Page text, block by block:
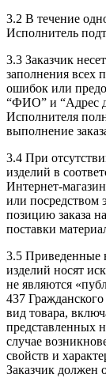
3.2 В течение
Исполнитель
3.3 Заказчик
заполнения всех
ошибок или
“ФИО” и “Адрес
Исполнителя
выполнение
3.4 При
изделий в
Интернет-
или посредством
позицию заказа
поставки
3.5 Приведенные
изделий носят
не являются
437
вид товара,
представленных
случае
свойств и
Заказчик должен